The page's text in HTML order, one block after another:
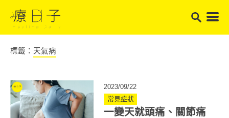
標籤： 天氣病
2023/09/22
常見症狀
一變天就頭痛、關節痛